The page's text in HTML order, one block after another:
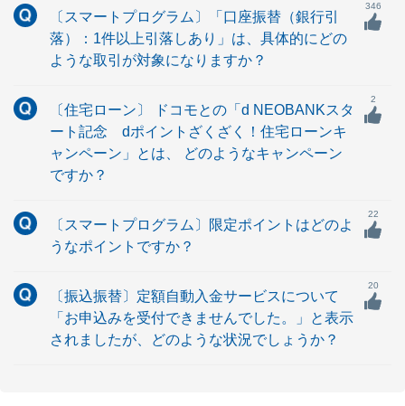
〔スマートプログラム〕「口座振替（銀行引
落）：1件以上引落しあり」は、具体的にどの
ような取引が対象になりますか？
346
〔住宅ローン〕 ドコモとの「d NEOBANKスタ
ート記念 dポイントざくざく！住宅ローンキ
ャンペーン」とは、 どのようなキャンペーン
ですか？
2
〔スマートプログラム〕限定ポイントはどのよ
うなポイントですか？
22
〔振込振替〕定額自動入金サービスについて
「お申込みを受付できませんでした。」と表示
されましたが、どのような状況でしょうか？
20